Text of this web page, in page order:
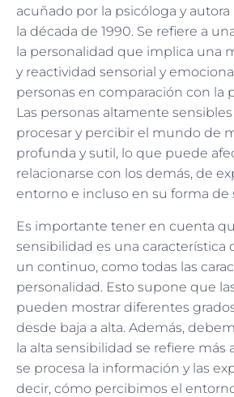
acuñado por la psicóloga y autora
la década de 1990. Se refiere a
la personalidad que implica una
y reactividad sensorial y
personas en comparación con la
Las personas altamente
procesar y percibir el mundo de
profunda y sutil, lo que puede
relacionarse con los demás, de
entorno e incluso en su forma de
Es importante tener en cuenta
sensibilidad es una característica
un continuo, como todas las
personalidad. Esto supone que
pueden mostrar diferentes
desde baja a alta. Además,
la alta sensibilidad se refiere más
se procesa la información y las
decir, cómo percibimos el